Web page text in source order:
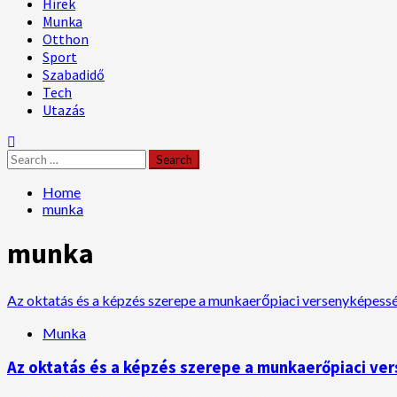
Munka
Otthon
Sport
Szabadidő
Tech
Utazás
Search
for:
Home
munka
munka
Az oktatás és a képzés szerepe a munkaerőpiaci
Munka
Az oktatás és a képzés szerepe a munkaerőpiaci